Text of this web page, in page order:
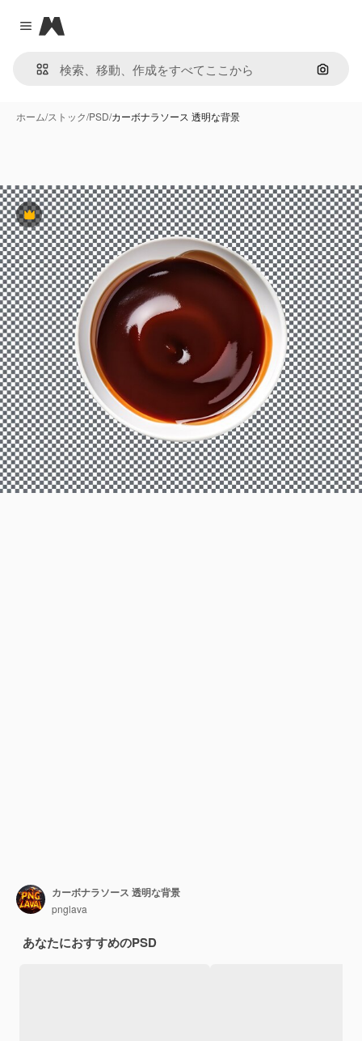
Close menu
Magnific
画像で
ホーム/ストック/PSD/カーボナラソース 透明な背景
Premium
カーボナラソース 透明な背景
pnglava
あなたにおすすめのPSD